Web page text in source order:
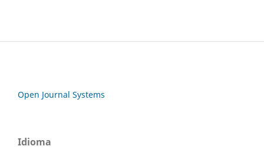
Open Journal Systems
Idioma